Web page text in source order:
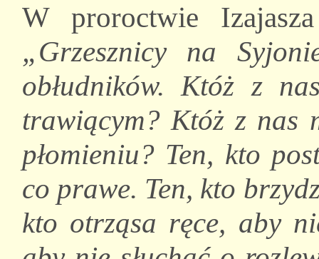
W proroctwie
„Grzesznicy na
obłudników. Któż z
trawiącym? Któż z nas
płomieniu? Ten, kto
co prawe. Ten, kto
kto otrząsa ręce, aby